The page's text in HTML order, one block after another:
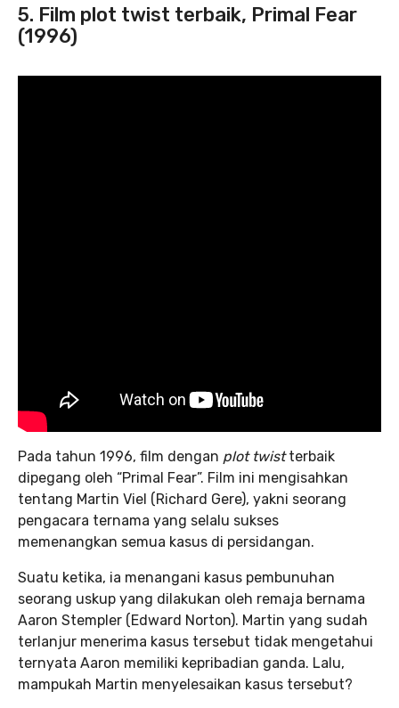
5. Film plot twist terbaik, Primal Fear
(1996)
Pada tahun 1996, film dengan plot twistterbaik
dipegang oleh “Primal Fear”. Film ini mengisahkan
tentang Martin Viel (Richard Gere), yakni seorang
pengacara ternama yang selalu sukses
memenangkan semua kasus di persidangan.
Suatu ketika, ia menangani kasus pembunuhan
seorang uskup yang dilakukan oleh remaja bernama
Aaron Stempler (Edward Norton). Martin yang sudah
terlanjur menerima kasus tersebut tidak mengetahui
ternyata Aaron memiliki kepribadian ganda. Lalu,
mampukah Martin menyelesaikan kasus tersebut?